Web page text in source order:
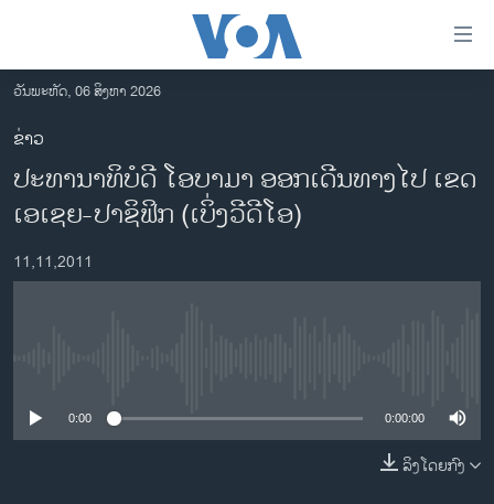
ເຂົ້າ
ຫາ
ຂ້າມ
ຂ້າມ
ຂ້າມ
ໄປ
ຫາ
ຊອກ
ອາເມຣິກາ
ການເລືອກຕັ້ງ ປະທານາທີບໍດີ ສະຫະລັດ 2024
ຂ່າວ​ຈີນ
ຊີວິດຊາວລາວ
ວັນພະຫັດ, 06 ສິງຫາ 2026
ຂ່າວ
ປະທານາທິບໍດີ ໂອບາມາ ອອກເດີນທາງໄປ ເຂດ
ເອເຊຍ-ປາຊິຟິກ (ເບິ່ງວີດີໂອ)
11,11,2011
0:00 0:00:00
ລິງໂດຍກົງ